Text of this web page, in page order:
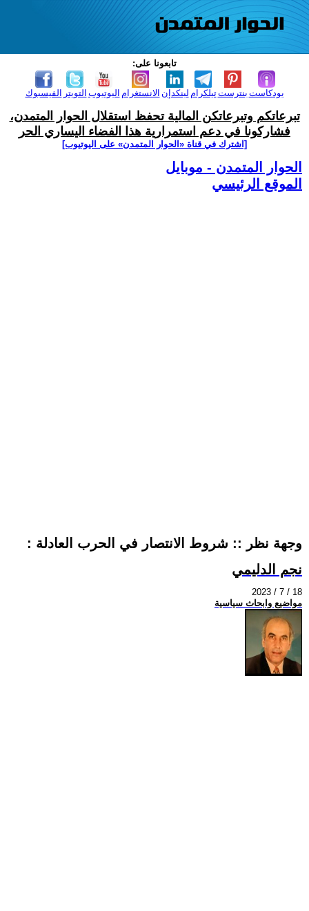
تابعونا على:
الفيسبوك التويتر اليوتيوب الانستغرام لينكدإن تيلكرامبنترست بودكاست
تبرعاتكم وتبرعاتكن المالية تحفظ استقلال الحوار المتمدن،
فشاركونا في دعم استمرارية هذا الفضاء اليساري الحر
[اشترك في قناة ‫«الحوار المتمدن» على اليوتيوب]
الحوار المتمدن - موبايل
الموقع الرئيسي
: وجهة نظر :: شروط الانتصار في الحرب العادلة
نجم الدليمي
2023 / 7 / 18
مواضيع وابحاث سياسية